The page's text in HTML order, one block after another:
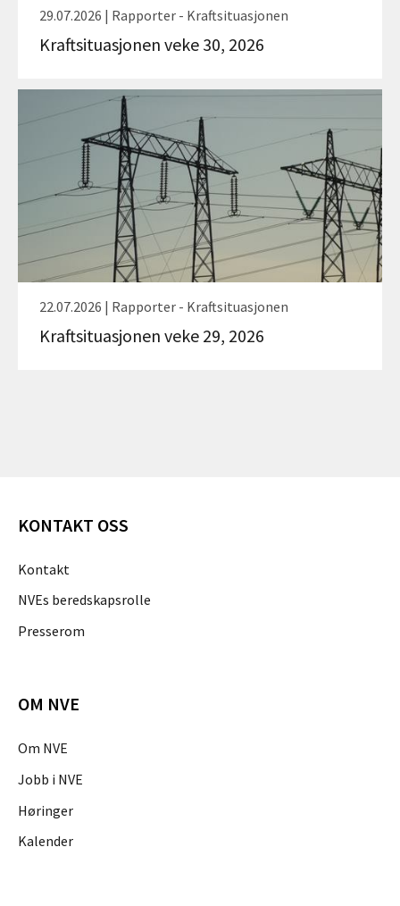
29.07.2026 | Rapporter - Kraftsituasjonen
Kraftsituasjonen veke 30, 2026
22.07.2026 | Rapporter - Kraftsituasjonen
Kraftsituasjonen veke 29, 2026
KONTAKT OSS
Kontakt
NVEs beredskapsrolle
Presserom
OM NVE
Om NVE
Jobb i NVE
Høringer
Kalender